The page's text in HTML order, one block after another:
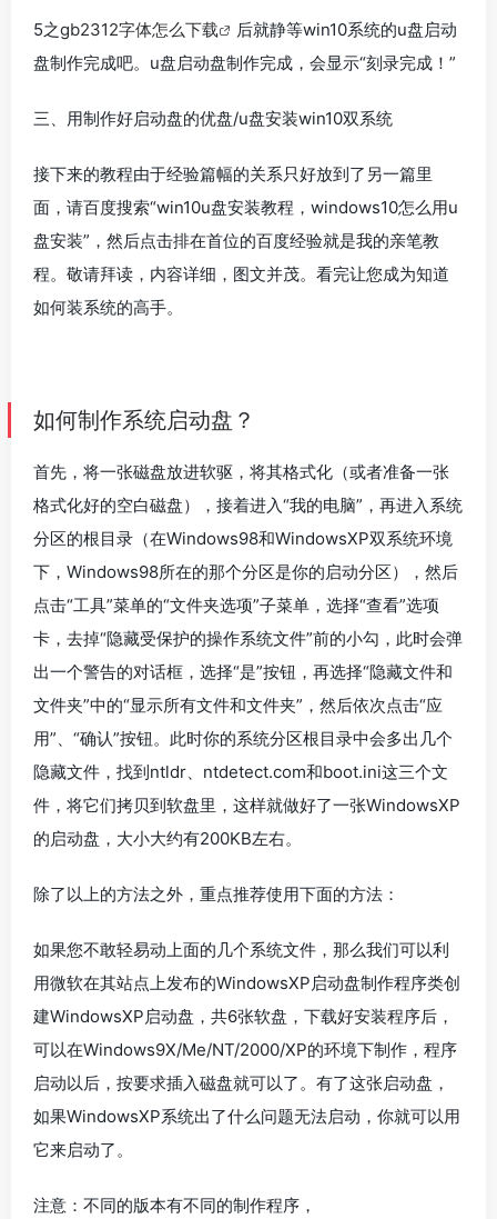
5之gb2312字体怎么下载
后就静等win10系统的u盘启动
盘制作完成吧。u盘启动盘制作完成，会显示“刻录完成！”
三、用制作好启动盘的优盘/u盘安装win10双系统
接下来的教程由于经验篇幅的关系只好放到了另一篇里
面，请百度搜索“win10u盘安装教程，windows10怎么用u
盘安装”，然后点击排在首位的百度经验就是我的亲笔教
程。敬请拜读，内容详细，图文并茂。看完让您成为知道
如何装系统的高手。
如何制作系统启动盘？
首先，将一张磁盘放进软驱，将其格式化（或者准备一张
格式化好的空白磁盘），接着进入“我的电脑”，再进入系统
分区的根目录（在Windows98和WindowsXP双系统环境
下，Windows98所在的那个分区是你的启动分区），然后
点击“工具”菜单的“文件夹选项”子菜单，选择“查看”选项
卡，去掉“隐藏受保护的操作系统文件”前的小勾，此时会弹
出一个警告的对话框，选择“是”按钮，再选择“隐藏文件和
文件夹”中的“显示所有文件和文件夹”，然后依次点击“应
用”、“确认”按钮。此时你的系统分区根目录中会多出几个
隐藏文件，找到ntldr、ntdetect.com和boot.ini这三个文
件，将它们拷贝到软盘里，这样就做好了一张WindowsXP
的启动盘，大小大约有200KB左右。
除了以上的方法之外，重点推荐使用下面的方法：
如果您不敢轻易动上面的几个系统文件，那么我们可以利
用微软在其站点上发布的WindowsXP启动盘制作程序类创
建WindowsXP启动盘，共6张软盘，下载好安装程序后，
可以在Windows9X/Me/NT/2000/XP的环境下制作，程序
启动以后，按要求插入磁盘就可以了。有了这张启动盘，
如果WindowsXP系统出了什么问题无法启动，你就可以用
它来启动了。
注意：不同的版本有不同的制作程序，